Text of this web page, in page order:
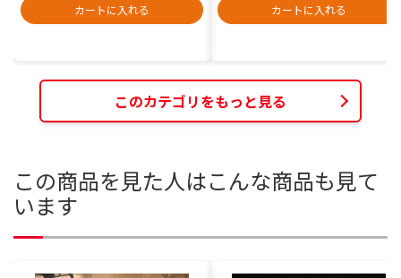
カートに入れる
カートに入れる
このカテゴリをもっと見る
この商品を見た人はこんな商品も見て
います